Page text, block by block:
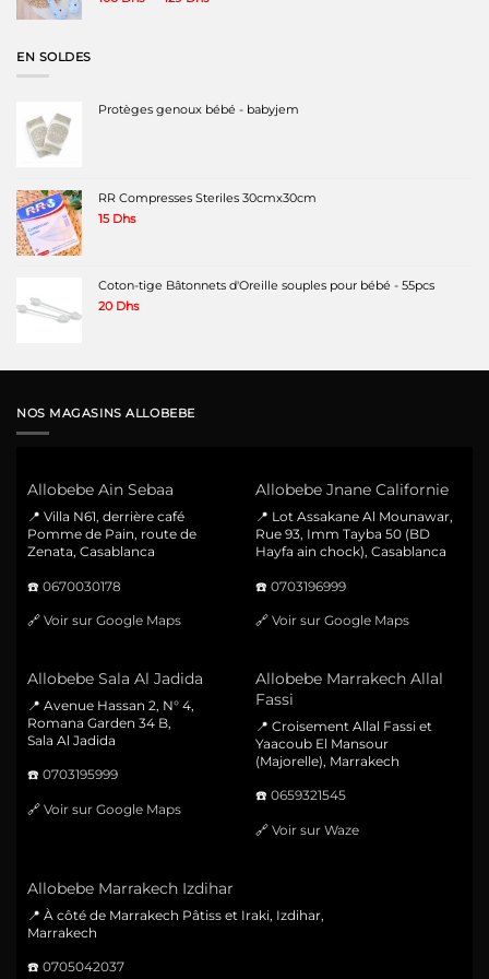
EN SOLDES
Protèges genoux bébé - babyjem
RR Compresses Steriles 30cmx30cm
15 Dhs
Coton-tige Bâtonnets d'Oreille souples pour bébé - 55pcs
20 Dhs
NOS MAGASINS ALLOBEBE
Allobebe Ain Sebaa
📍 Villa N61, derrière café
Pomme de Pain, route de
Zenata, Casablanca
☎️ 0670030178
🔗 Voir sur Google Maps
Allobebe Jnane Californie
📍 Lot Assakane Al Mounawar,
Rue 93, Imm Tayba 50 (BD
Hayfa ain chock), Casablanca
☎️ 0703196999
🔗 Voir sur Google Maps
Allobebe Sala Al Jadida
📍 Avenue Hassan 2, N° 4,
Romana Garden 34 B,
Sala Al Jadida
☎️ 0703195999
🔗 Voir sur Google Maps
Allobebe Marrakech Allal
Fassi
📍 Croisement Allal Fassi et
Yaacoub El Mansour
(Majorelle), Marrakech
☎️ 0659321545
🔗 Voir sur Waze
Allobebe Marrakech Izdihar
📍 À côté de Marrakech Pâtiss et Iraki, Izdihar,
Marrakech
☎️ 0705042037